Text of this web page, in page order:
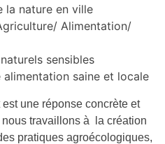
la nature en ville
Alimentation/
sensibles
alimentation saine et locale
une réponse concrète et
travaillons à la création
pratiques agroécologiques,